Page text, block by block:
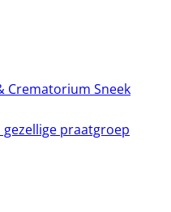
Crematorium Sneek
gezellige praatgroep